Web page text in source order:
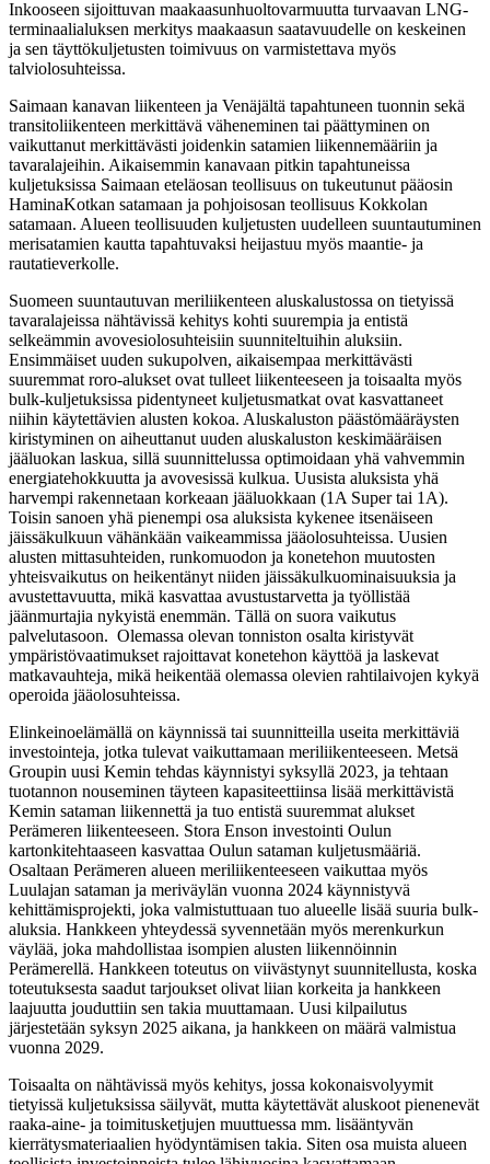
Inkooseen sijoittuvan maakaasunhuoltovarmuutta turvaavan LNG-
terminaalialuksen merkitys maakaasun saatavuudelle on keskeinen
ja sen täyttökuljetusten toimivuus on varmistettava myös
talviolosuhteissa.
Saimaan kanavan liikenteen ja Venäjältä tapahtuneen tuonnin sekä
transitoliikenteen merkittävä väheneminen tai päättyminen on
vaikuttanut merkittävästi joidenkin satamien liikennemääriin ja
tavaralajeihin. Aikaisemmin kanavaan pitkin tapahtuneissa
kuljetuksissa Saimaan eteläosan teollisuus on tukeutunut pääosin
HaminaKotkan satamaan ja pohjoisosan teollisuus Kokkolan
satamaan. Alueen teollisuuden kuljetusten uudelleen suuntautuminen
merisatamien kautta tapahtuvaksi heijastuu myös maantie- ja
rautatieverkolle.
Suomeen suuntautuvan meriliikenteen aluskalustossa on tietyissä
tavaralajeissa nähtävissä kehitys kohti suurempia ja entistä
selkeämmin avovesiolosuhteisiin suunniteltuihin aluksiin.
Ensimmäiset uuden sukupolven, aikaisempaa merkittävästi
suuremmat roro-alukset ovat tulleet liikenteeseen ja toisaalta myös
bulk-kuljetuksissa pidentyneet kuljetusmatkat ovat kasvattaneet
niihin käytettävien alusten kokoa. Aluskaluston päästömääräysten
kiristyminen on aiheuttanut uuden aluskaluston keskimääräisen
jääluokan laskua, sillä suunnittelussa optimoidaan yhä vahvemmin
energiatehokkuutta ja avovesissä kulkua. Uusista aluksista yhä
harvempi rakennetaan korkeaan jääluokkaan (1A Super tai 1A).
Toisin sanoen yhä pienempi osa aluksista kykenee itsenäiseen
jäissäkulkuun vähänkään vaikeammissa jääolosuhteissa. Uusien
alusten mittasuhteiden, runkomuodon ja konetehon muutosten
yhteisvaikutus on heikentänyt niiden jäissäkulkuominaisuuksia ja
avustettavuutta, mikä kasvattaa avustustarvetta ja työllistää
jäänmurtajia nykyistä enemmän. Tällä on suora vaikutus
palvelutasoon. Olemassa olevan tonniston osalta kiristyvät
ympäristövaatimukset rajoittavat konetehon käyttöä ja laskevat
matkavauhteja, mikä heikentää olemassa olevien rahtilaivojen kykyä
operoida jääolosuhteissa.
Elinkeinoelämällä on käynnissä tai suunnitteilla useita merkittäviä
investointeja, jotka tulevat vaikuttamaan meriliikenteeseen. Metsä
Groupin uusi Kemin tehdas käynnistyi syksyllä 2023, ja tehtaan
tuotannon nouseminen täyteen kapasiteettiinsa lisää merkittävistä
Kemin sataman liikennettä ja tuo entistä suuremmat alukset
Perämeren liikenteeseen. Stora Enson investointi Oulun
kartonkitehtaaseen kasvattaa Oulun sataman kuljetusmääriä.
Osaltaan Perämeren alueen meriliikenteeseen vaikuttaa myös
Luulajan sataman ja meriväylän vuonna 2024 käynnistyvä
kehittämisprojekti, joka valmistuttuaan tuo alueelle lisää suuria bulk-
aluksia. Hankkeen yhteydessä syvennetään myös merenkurkun
väylää, joka mahdollistaa isompien alusten liikennöinnin
Perämerellä. Hankkeen toteutus on viivästynyt suunnitellusta, koska
toteutuksesta saadut tarjoukset olivat liian korkeita ja hankkeen
laajuutta jouduttiin sen takia muuttamaan. Uusi kilpailutus
järjestetään syksyn 2025 aikana, ja hankkeen on määrä valmistua
vuonna 2029.
Toisaalta on nähtävissä myös kehitys, jossa kokonaisvolyymit
tietyissä kuljetuksissa säilyvät, mutta käytettävät aluskoot pienenevät
raaka-aine- ja toimitusketjujen muuttuessa mm. lisääntyvän
kierrätysmateriaalien hyödyntämisen takia. Siten osa muista alueen